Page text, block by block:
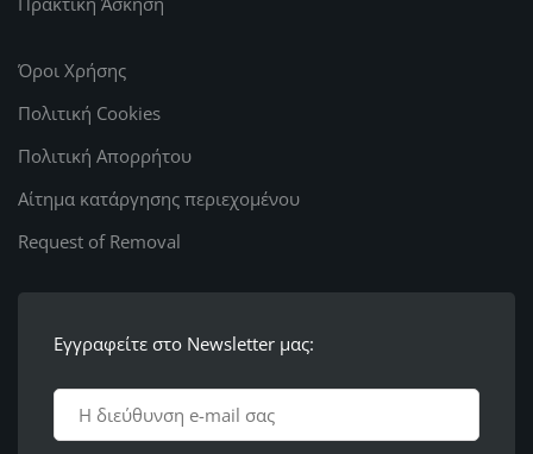
Όροι Χρήσης
Πολιτική Cookies
Πολιτική Απορρήτου
Αίτημα κατάργησης περιεχομένου
Request of Removal
Εγγραφείτε στο Newsletter μας: